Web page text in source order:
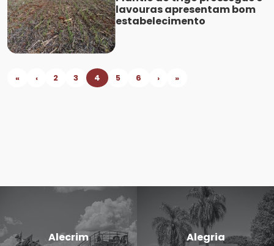
lavouras apresentam bom
estabelecimento
« ‹ 2 3 4 5 6 › »
Alecrim Alegria